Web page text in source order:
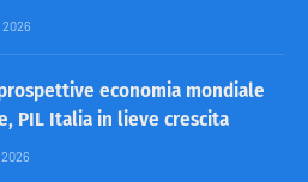
economia mondiale
PIL Italia in lieve crescita